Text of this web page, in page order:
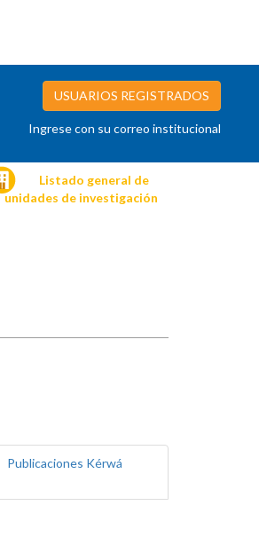
USUARIOS REGISTRADOS
Ingrese con su correo institucional
Listado general de
unidades de investigación
Publicaciones Kérwá